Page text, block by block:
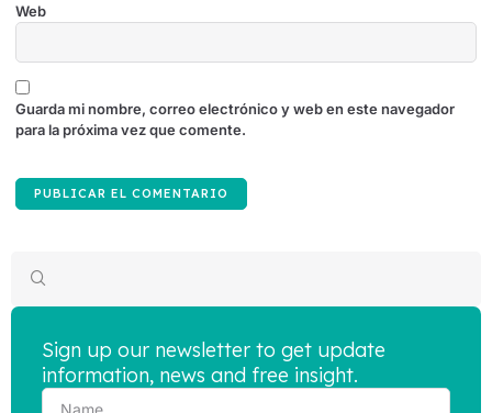
Web
Guarda mi nombre, correo electrónico y web en este navegador
para la próxima vez que comente.
Sign up our newsletter to get update
information, news and free insight.